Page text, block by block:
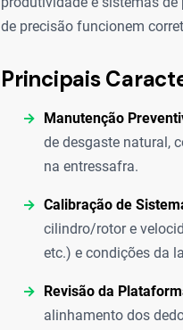
de precisão funcionem
Principais
Manutenção
de desgaste natural,
na entressafra.
Calibração de
cilindro/rotor e
etc.) e condições da
Revisão da
alinhamento dos